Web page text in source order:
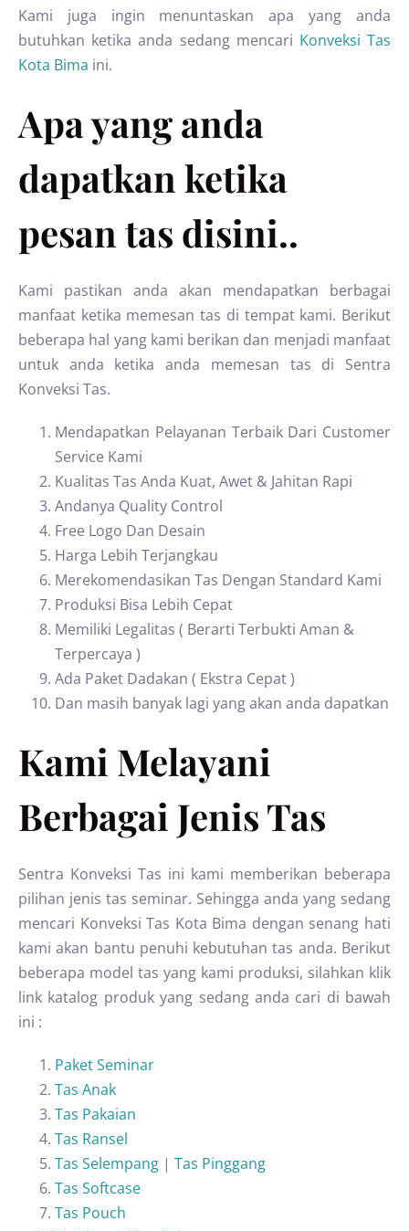
Kami juga ingin menuntaskan apa yang anda
butuhkan ketika anda sedang mencari Konveksi Tas
Kota Bima ini.
Apa yang anda
dapatkan ketika
pesan tas disini..
Kami pastikan anda akan mendapatkan berbagai
manfaat ketika memesan tas di tempat kami. Berikut
beberapa hal yang kami berikan dan menjadi manfaat
untuk anda ketika anda memesan tas di Sentra
Konveksi Tas.
Mendapatkan Pelayanan Terbaik Dari Customer
Service Kami
Kualitas Tas Anda Kuat, Awet & Jahitan Rapi
Andanya Quality Control
Free Logo Dan Desain
Harga Lebih Terjangkau
Merekomendasikan Tas Dengan Standard Kami
Produksi Bisa Lebih Cepat
Memiliki Legalitas ( Berarti Terbukti Aman &
Terpercaya )
Ada Paket Dadakan ( Ekstra Cepat )
Dan masih banyak lagi yang akan anda dapatkan
Kami Melayani
Berbagai Jenis Tas
Sentra Konveksi Tas ini kami memberikan beberapa
pilihan jenis tas seminar. Sehingga anda yang sedang
mencari Konveksi Tas Kota Bima dengan senang hati
kami akan bantu penuhi kebutuhan tas anda. Berikut
beberapa model tas yang kami produksi, silahkan klik
link katalog produk yang sedang anda cari di bawah
ini :
Paket Seminar
Tas Anak
Tas Pakaian
Tas Ransel
Tas Selempang | Tas Pinggang
Tas Softcase
Tas Pouch